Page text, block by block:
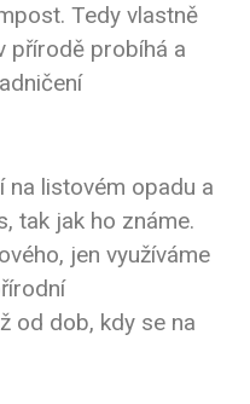
Tedy vlastně
přírodě probíhá a
na listovém opadu a
tak jak ho známe.
jen využíváme
od dob, kdy se na